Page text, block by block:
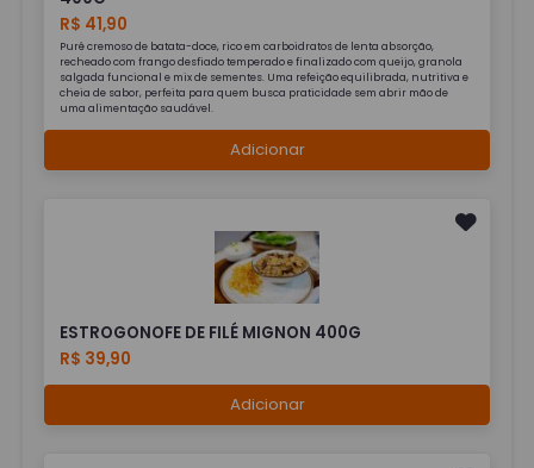
R$ 41,90
Purê cremoso de batata-doce, rico em carboidratos de lenta absorção,
recheado com frango desfiado temperado e finalizado com queijo, granola
salgada funcional e mix de sementes. Uma refeição equilibrada, nutritiva e
cheia de sabor, perfeita para quem busca praticidade sem abrir mão de
uma alimentação saudável.
Adicionar
ESTROGONOFE DE FILÉ MIGNON 400G
R$ 39,90
Adicionar